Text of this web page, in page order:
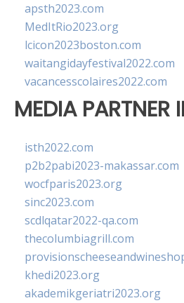
apsth2023.com
MedItRio2023.org
lcicon2023boston.com
waitangidayfestival2022.com
vacancesscolaires2022.com
MEDIA PARTNER II
isth2022.com
p2b2pabi2023-makassar.com
wocfparis2023.org
sinc2023.com
scdlqatar2022-qa.com
thecolumbiagrill.com
khedi2023.org
akademikgeriatri2023.org